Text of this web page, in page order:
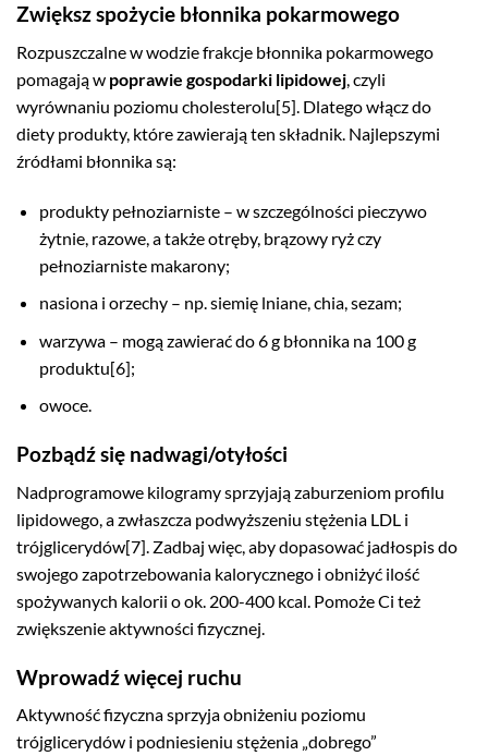
Zwiększ spożycie błonnika pokarmowego
Rozpuszczalne w wodzie frakcje błonnika pokarmowego
pomagają w poprawie gospodarki lipidowej , czyli
wyrównaniu poziomu cholesterolu[5]. Dlatego włącz do
diety produkty, które zawierają ten składnik. Najlepszymi
źródłami błonnika są:
produkty pełnoziarniste – w szczególności pieczywo
żytnie, razowe, a także otręby, brązowy ryż czy
pełnoziarniste makarony;
nasiona i orzechy – np. siemię lniane, chia, sezam;
warzywa – mogą zawierać do 6 g błonnika na 100 g
produktu[6];
owoce.
Pozbądź się nadwagi/otyłości
Nadprogramowe kilogramy sprzyjają zaburzeniom profilu
lipidowego, a zwłaszcza podwyższeniu stężenia LDL i
trójglicerydów[7]. Zadbaj więc, aby dopasować jadłospis do
swojego zapotrzebowania kalorycznego i obniżyć ilość
spożywanych kalorii o ok. 200-400 kcal. Pomoże Ci też
zwiększenie aktywności fizycznej.
Wprowadź więcej ruchu
Aktywność fizyczna sprzyja obniżeniu poziomu
trójglicerydów i podniesieniu stężenia „dobrego”